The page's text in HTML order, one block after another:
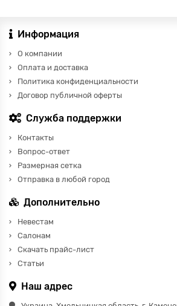
Информация
О компании
Оплата и доставка
Политика конфиденциальности
Договор публичной оферты
Служба поддержки
Контакты
Вопрос-ответ
Размерная сетка
Отправка в любой город
Дополнительно
Невестам
Салонам
Скачать прайс-лист
Статьи
Наш адрес